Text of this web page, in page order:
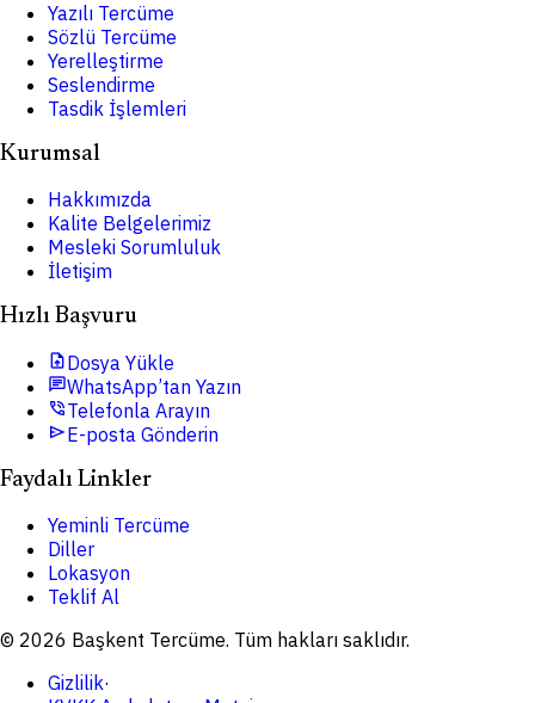
Yazılı Tercüme
Sözlü Tercüme
Yerelleştirme
Seslendirme
Tasdik İşlemleri
Kurumsal
Hakkımızda
Kalite Belgelerimiz
Mesleki Sorumluluk
İletişim
Hızlı Başvuru
upload_fileDosya Yükle
chatWhatsApp’tan Yazın
phone_in_talkTelefonla Arayın
sendE-posta Gönderin
Faydalı Linkler
Yeminli Tercüme
Diller
Lokasyon
Teklif Al
© 2026 Başkent Tercüme. Tüm hakları saklıdır.
Gizlilik·